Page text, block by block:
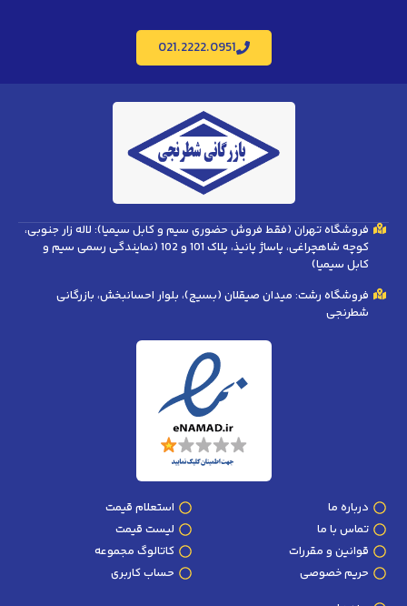
021.2222.0951
فروشگاه تهران (فقط فروش حضوری سیم و کابل سیمیا): لاله زار جنوبی،
کوچه شاهچراغی، پاساژ پانیذ، پلاک 101 و 102 (نمایندگی رسمی سیم و
کابل سیمیا)
فروشگاه رشت: میدان صیقلان (بسیج)، بلوار احسانبخش، بازرگانی
شطرنجی
درباره ما
تماس با ما
قوانین و مقررات
حریم خصوصی
استعلام قیمت
لیست قیمت
کاتالوگ مجموعه
حساب کاربری